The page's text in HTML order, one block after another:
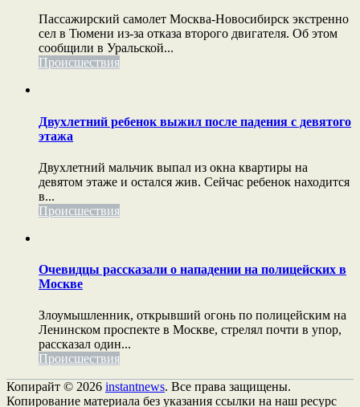
Пассажирский самолет Москва-Новосибирск экстренно
сел в Тюмени из-за отказа второго двигателя. Об этом
сообщили в Уральской...
Происшествия
Двухлетний ребенок выжил после падения с девятого
этажа
Двухлетний мальчик выпал из окна квартиры на
девятом этаже и остался жив. Сейчас ребенок находится
в...
Происшествия
Очевидцы рассказали о нападении на полицейских в
Москве
Злоумышленник, открывший огонь по полицейским на
Ленинском проспекте в Москве, стрелял почти в упор,
рассказал один...
Происшествия
Копирайт © 2026 instantnews. Все права защищены.
Копирование материала без указания ссылки на наш ресурс